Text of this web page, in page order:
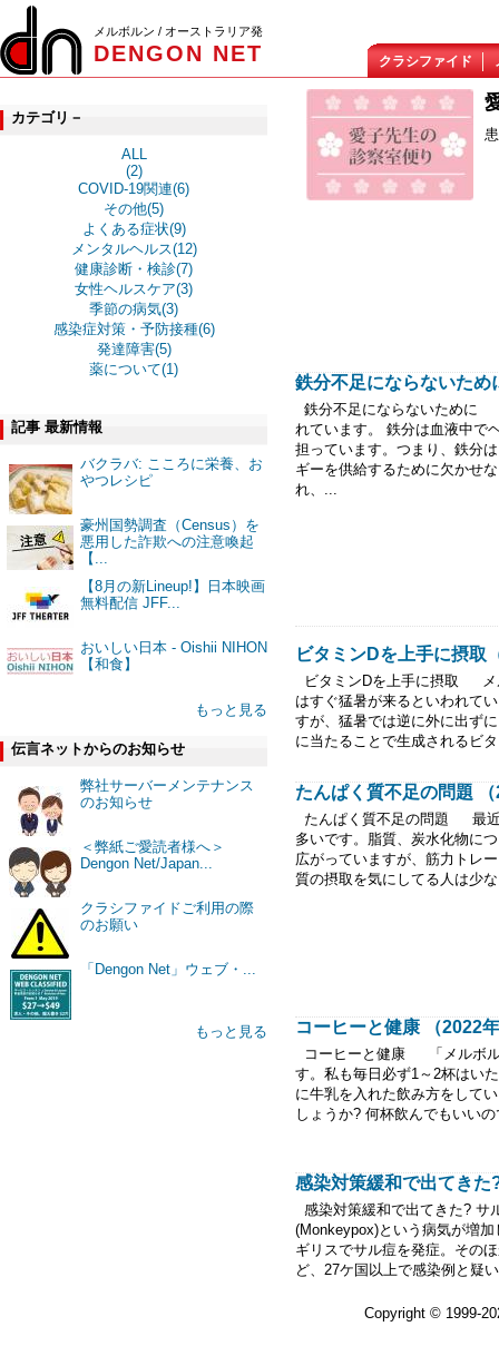
メルボルン / オーストラリア発
DENGON NET クラシファイド
カテゴリ－
ALL
(2)
COVID-19関連(6)
その他(5)
よくある症状(9)
メンタルヘルス(12)
健康診断・検診(7)
女性ヘルスケア(3)
季節の病気(3)
感染症対策・予防接種(6)
発達障害(5)
薬について(1)
記事 最新情報
バクラバ: こころに栄養、お
やつレシピ
豪州国勢調査（Census）を
悪用した詐欺への注意喚起
【...
【8月の新Lineup!】日本映画
無料配信 JFF...
おいしい日本 - Oishii NIHON
【和食】
もっと見る
伝言ネットからのお知らせ
弊社サーバーメンテナンス
のお知らせ
＜弊紙ご愛読者様へ＞
Dengon Net/Japan...
クラシファイドご利用の際
のお願い
「Dengon Net」ウェブ・...
もっと見る
鉄分不足にならないため
鉄分不足にならないために
れています。 鉄分は血液中で
担っています。つまり、鉄分
ギーを供給するために欠かせ
れ、...
ビタミンDを上手に摂取
ビタミンDを上手に摂取 メ
はすぐ猛暑が来るといわれて
すが、猛暑では逆に外に出ず
に当たることで生成されるビ
たんぱく質不足の問題
たんぱく質不足の問題 最近
多いです。脂質、炭水化物に
広がっていますが、筋力トレ
質の摂取を気にしてる人は少
コーヒーと健康 （2022
コーヒーと健康 「メルボル
す。私も毎日必ず1～2杯はい
に牛乳を入れた飲み方をして
しょうか? 何杯飲んでもいい
感染対策緩和で出てきた
感染対策緩和で出てきた?
(Monkeypox)という病気が増
ギリスでサル痘を発症。その
ど、27ケ国以上で感染例と疑
Copyright © 1999-